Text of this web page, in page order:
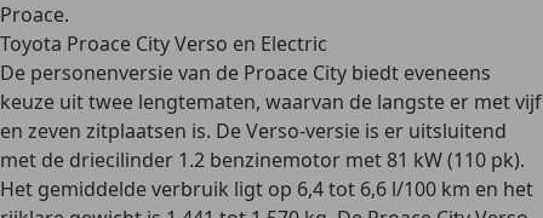
Proace.
Toyota Proace City Verso en Electric
De personenversie van de Proace City biedt eveneens
keuze uittwee lengtematen, waarvan de langste er metvijf
en zeven zitplaatsen is. De Verso-versie is er uitsluitend
met de driecilinder 1.2 benzinemotor met 81 kW (110 pk).
Het gemiddelde verbruik ligt op 6,4 tot 6,6 l/100 km en het